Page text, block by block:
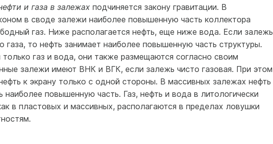
и газа в залежах подчиняется закону гравитации. В
в своде залежи наиболее повышенную часть коллектора
газ. Ниже располагается нефть, еще ниже вода. Если залежь
газа, то нефть занимает наиболее повышенную часть структуры.
газ и вода, они также размещаются согласно своим
залежи имеют ВНК и ВГК, если залежь чисто газовая. При этом
к экрану только с одной стороны. В массивных залежах нефть
наиболее повышенную часть. Газ, нефть и вода в литологически
в пластовых и массивных, располагаются в пределах ловушки